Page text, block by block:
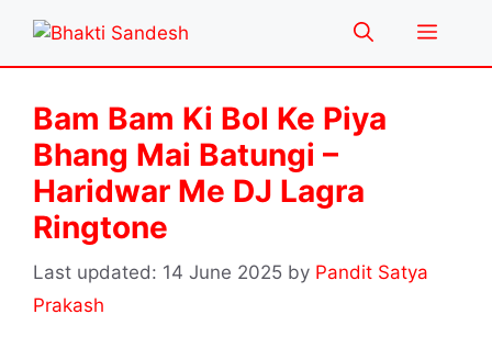
content
Menu
Bam Bam Ki Bol Ke Piya
Bhang Mai Batungi –
Haridwar Me DJ Lagra
Ringtone
14 June 2025 by Pandit Satya
Prakash